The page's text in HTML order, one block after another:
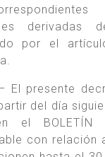
derivadas
por el
El presente
del día
el BOLETÍN
con relación